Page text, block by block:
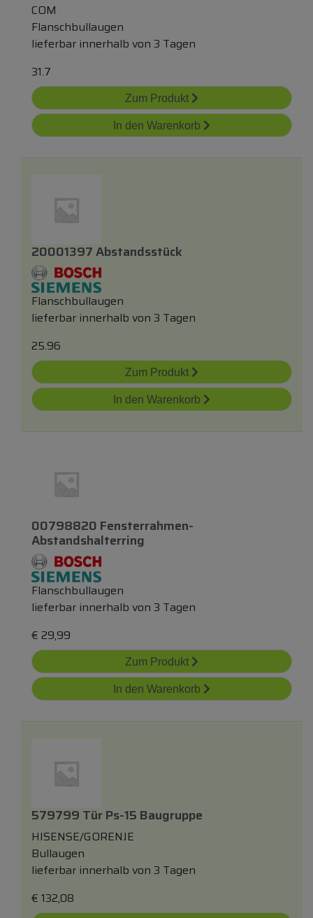
COM
Flanschbullaugen
lieferbar innerhalb von 3 Tagen
31.7
Zum Produkt
In den Warenkorb
20001397 Abstandsstück
Flanschbullaugen
lieferbar innerhalb von 3 Tagen
25.96
Zum Produkt
In den Warenkorb
00798820 Fensterrahmen-
Abstandshalterring
Flanschbullaugen
lieferbar innerhalb von 3 Tagen
€ 29,99
Zum Produkt
In den Warenkorb
579799 Tür Ps-15 Baugruppe
HISENSE/GORENJE
Bullaugen
lieferbar innerhalb von 3 Tagen
€ 132,08